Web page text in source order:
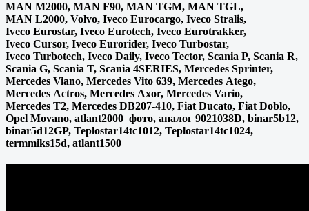
MAN M2000, MAN F90, MAN TGM, MAN TGL,
MAN L2000, Volvo, Iveco Eurocargo, Iveco Stralis,
Iveco Eurostar, Iveco Eurotech, Iveco Eurotrakker,
Iveco Cursor, Iveco Eurorider, Iveco Turbostar,
Iveco Turbotech, Iveco Daily, Iveco Tector, Scania P, Scania R,
Scania G, Scania T, Scania 4SERIES, Mercedes Sprinter,
Mercedes Viano, Mercedes Vito 639, Mercedes Atego,
Mercedes Actros, Mercedes Axor, Mercedes Vario,
Mercedes T2, Mercedes DB207-410, Fiat Ducato, Fiat Doblo,
Opel Movano, atlant2000 фото, аналог 9021038D, binar5b12,
binar5d12GP, Teplostar14tc1012, Teplostar14tc1024,
termmiks15d, atlant1500